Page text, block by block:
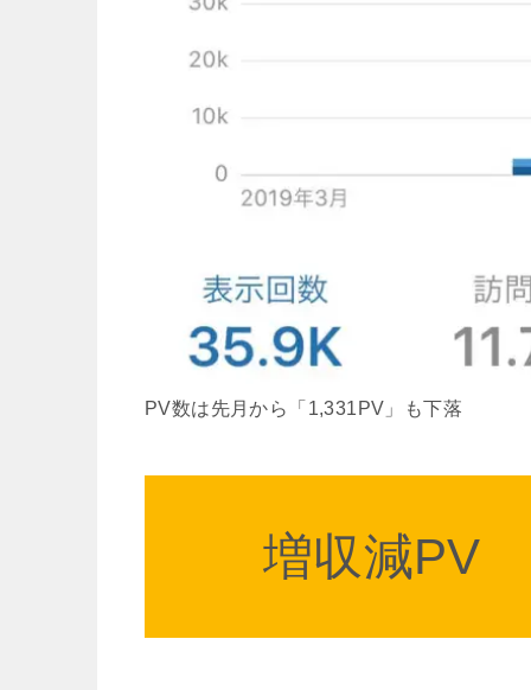
PV数は先月から「1,331PV」も下落
増収減PV